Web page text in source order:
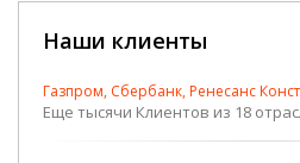
Наши клиенты
Газпром, Сбербанк, Ренесанс
Еще тысячи Клиентов из 18